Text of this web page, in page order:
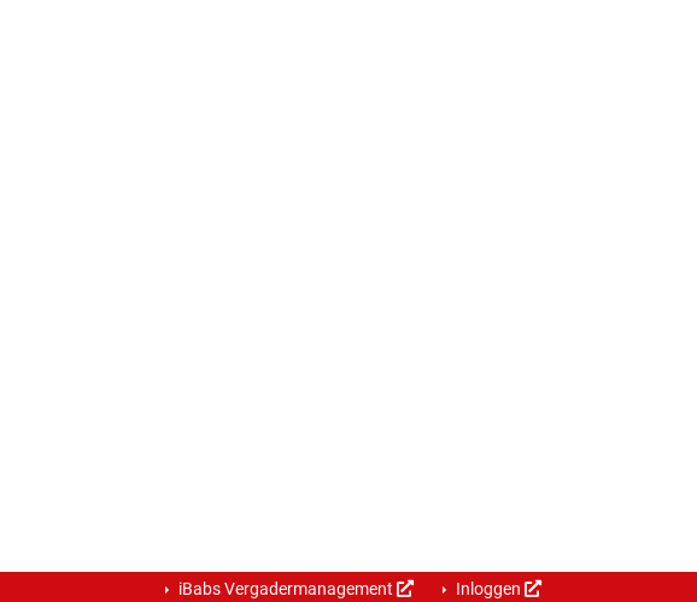
iBabs Vergadermanagement Inloggen